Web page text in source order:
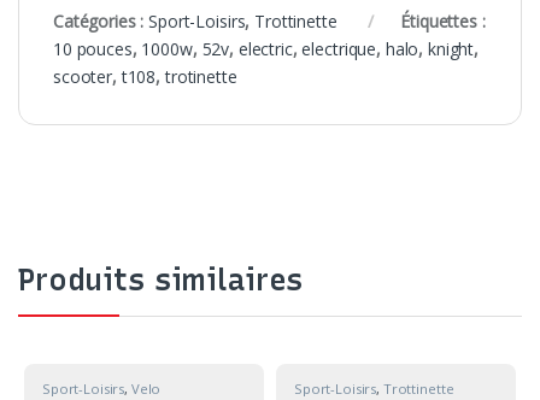
Catégories :Sport-Loisirs, Trottinette
Étiquettes :
10 pouces, 1000w, 52v, electric,electrique, halo,knight,
scooter,t108,trotinette
Produits similaires
Sport-Loisirs, Velo Sport-Loisirs, Trottinette